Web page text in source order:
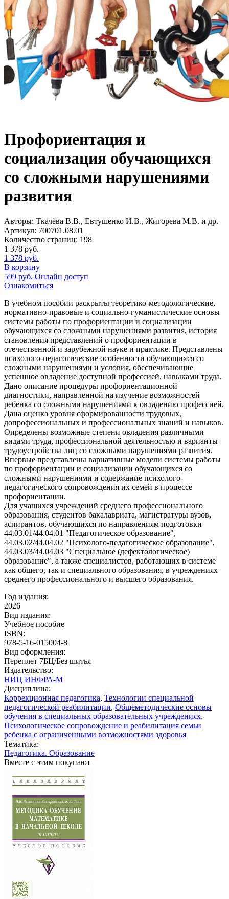
Профориентация и
социализация обучающихся
со сложными нарушениями
развития
Авторы: Ткачёва В.В., Евтушенко И.В., Жигорева М.В. и др.
Артикул: 700701.08.01
Количество страниц: 198
1 378 руб.
1 378 руб.
В корзину
599 руб. Онлайн доступ
Ознакомиться
В учебном пособии раскрыты теоретико-методологические,
нормативно-правовые и социально-гуманистические основы
системы работы по профориентации и социализации
обучающихся со сложными нарушениями развития, история
становления представлений о профориентации в
отечественной и зарубежной науке и практике. Представлены
психолого-педагогические особенности обучающихся со
сложными нарушениями и условия, обеспечивающие
успешное овладение доступной профессией, навыками труда.
Дано описание процедуры профориентационной
диагностики, направленной на изучение возможностей
ребенка со сложными нарушениями к овладению профессией.
Дана оценка уровня сформированности трудовых,
допрофессиональных и профессиональных знаний и навыков.
Определены возможные степени овладения различными
видами труда, профессиональной деятельностью и варианты
трудоустройства лиц со сложными нарушениями развития.
Впервые представлены вариативные модели системы работы
по профориентации и социализации обучающихся со
сложными нарушениями и содержание психолого-
педагогического сопровождения их семей в процессе
профориентации.
Для учащихся учреждений среднего профессионального
образования, студентов бакалавриата, магистратуры вузов,
аспирантов, обучающихся по направлениям подготовки
44.03.01/44.04.01 "Педагогическое образование",
44.03.02/44.04.02 "Психолого-педагогическое образование",
44.03.03/44.04.03 "Специальное (дефектологическое)
образование", а также специалистов, работающих в системе
как общего, так и специального образования, в учреждениях
среднего профессионального и высшего образования.
Год издания:
2026
Вид издания:
Учебное пособие
ISBN:
978-5-16-015004-8
Вид оформления:
Переплет 7БЦ/Без шитья
Издательство:
НИЦ ИНФРА-М
Дисциплина:
Коррекционная педагогика, Технологии специальной
педагогической реабилитации, Общеметодические основы
обучения в специальных образовательных учреждениях,
Психологическое сопровождение и реабилитация семьи
ребенка с ограниченными возможностями здоровья
Тематика:
Педагогика. Образование
Вместе с этим покупают